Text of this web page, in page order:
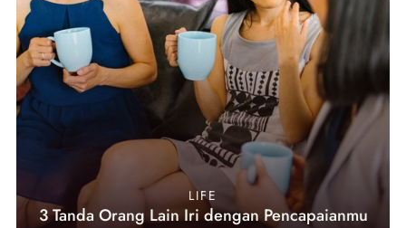
LIFE
3 Tanda Orang Lain Iri dengan Pencapaianmu